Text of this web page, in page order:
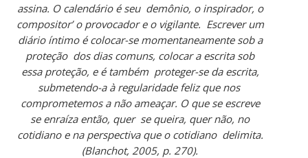
assina. O calendário é seu demônio, o inspirador, o
compositor’ o provocador e o vigilante. Escrever um
diário íntimo é colocar-se momentaneamente sob a
proteção dos dias comuns, colocar a escrita sob
essa proteção, e é também proteger-se da escrita,
submetendo-a à regularidade feliz que nos
comprometemos a não ameaçar. O que se escreve
se enraíza então, quer se queira, quer não, no
cotidiano e na perspectiva que o cotidiano delimita.
(Blanchot, 2005, p. 270).